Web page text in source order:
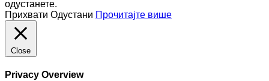
одустанете.
Прихвати Одустани Прочитајте више
Close
Privacy Overview